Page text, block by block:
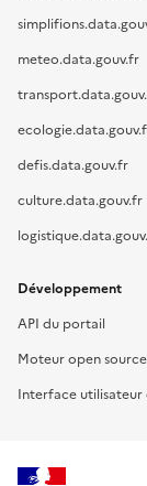
meteo.data.gouv.fr
defis.data.gouv.fr
culture.data.gouv.fr
Développement
API du portail
Moteur open source
Interface utilisateur